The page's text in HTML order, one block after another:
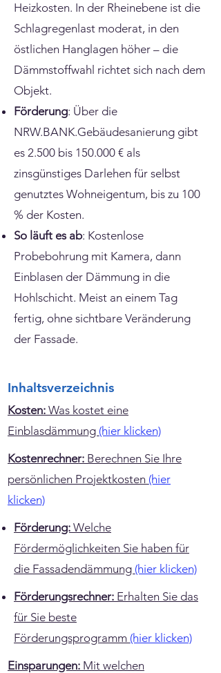
Heizkosten. In der Rheinebene ist die
Schlagregenlast moderat, in den
östlichen Hanglagen höher – die
Dämmstoffwahl richtet sich nach dem
Objekt.
Förderung: Über die
NRW.BANK.Gebäudesanierung gibt
es 2.500 bis 150.000 € als
zinsgünstiges Darlehen für selbst
genutztes Wohneigentum, bis zu 100
% der Kosten.
So läuft es ab: Kostenlose
Probebohrung mit Kamera, dann
Einblasen der Dämmung in die
Hohlschicht. Meist an einem Tag
fertig, ohne sichtbare Veränderung
der Fassade.
Inhaltsverzeichnis
Kosten: Was kostet eine
Einblasdämmung (hier klicken)
Kostenrechner: Berechnen Sie Ihre
persönlichen Projektkosten (hier
klicken)
Förderung: Welche
Fördermöglichkeiten Sie haben für
die Fassadendämmung (hier klicken)
Förderungsrechner: Erhalten Sie das
für Sie beste
Förderungsprogramm (hier klicken)
Einsparungen: Mit welchen